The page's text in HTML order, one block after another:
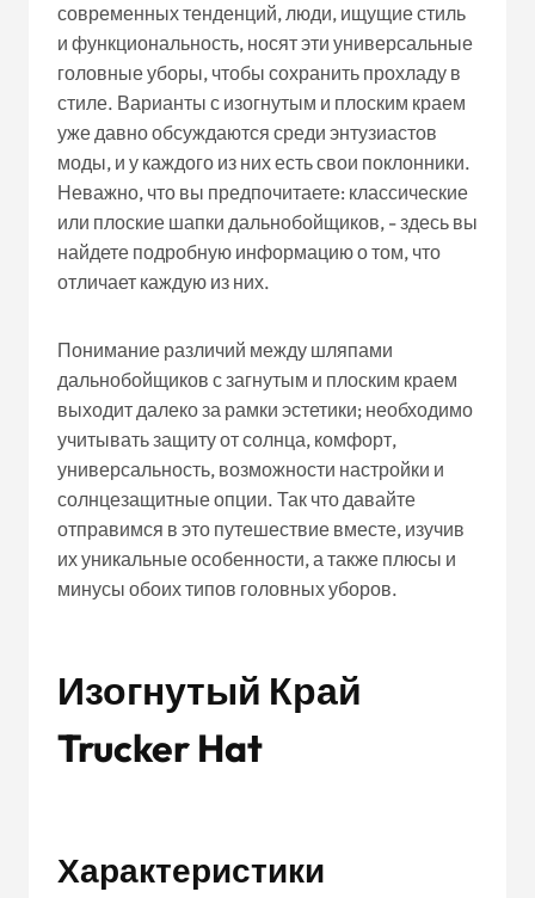
современных тенденций, люди, ищущие стиль
и функциональность, носят эти универсальные
головные уборы, чтобы сохранить прохладу в
стиле. Варианты с изогнутым и плоским краем
уже давно обсуждаются среди энтузиастов
моды, и у каждого из них есть свои поклонники.
Неважно, что вы предпочитаете: классические
или плоские шапки дальнобойщиков, - здесь вы
найдете подробную информацию о том, что
отличает каждую из них.
Понимание различий между шляпами
дальнобойщиков с загнутым и плоским краем
выходит далеко за рамки эстетики; необходимо
учитывать защиту от солнца, комфорт,
универсальность, возможности настройки и
солнцезащитные опции. Так что давайте
отправимся в это путешествие вместе, изучив
их уникальные особенности, а также плюсы и
минусы обоих типов головных уборов.
Изогнутый Край
Trucker Hat
Характеристики